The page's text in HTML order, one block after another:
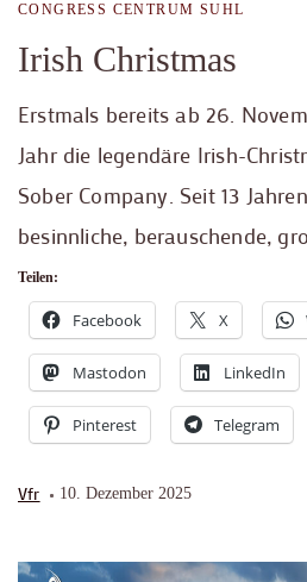
CONGRESS CENTRUM SUHL
Irish Christmas
Erstmals bereits ab 26.
Jahr die legendäre Irish-
Sober Company. Seit 13
besinnliche, berauschende,
Teilen:
Facebook X
Mastodon LinkedIn
Pinterest Telegram
Vfr 10. Dezember 2025